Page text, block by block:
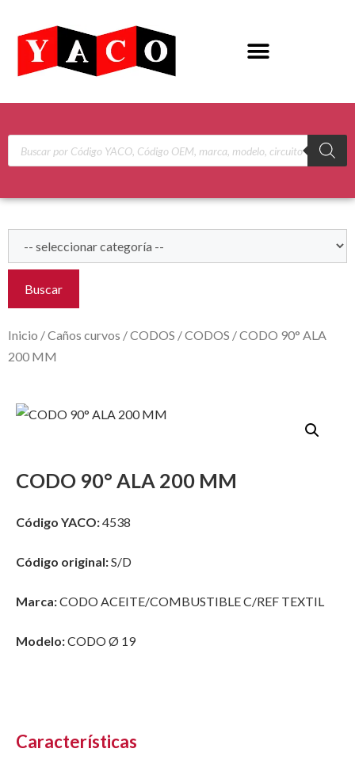
Buscar
Inicio /Caños curvos /CODOS /CODOS / CODO 90° ALA
200 MM
CODO 90° ALA 200 MM
Código YACO:4538
Código original:S/D
Marca:CODO ACEITE/COMBUSTIBLE C/REF TEXTIL
Modelo:CODO Ø 19
Características